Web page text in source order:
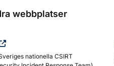
webbplatser
nationella CSIRT